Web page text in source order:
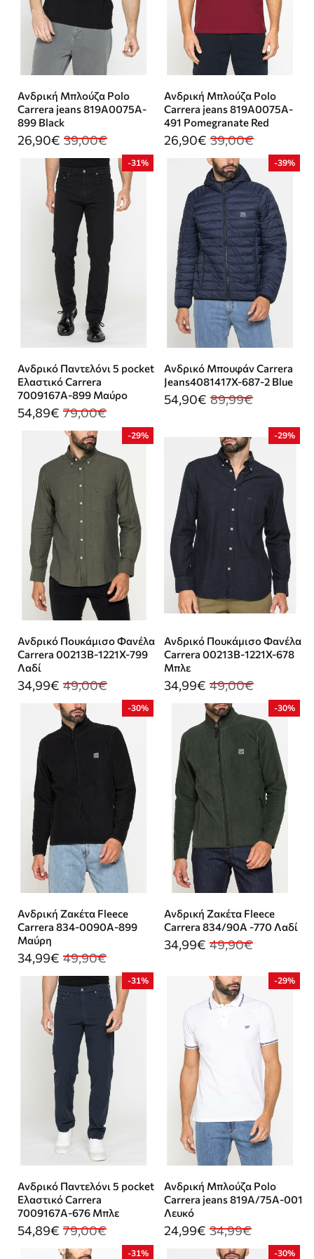
Ανδρική Μπλούζα Polo
Carrera jeans 819A0075A-
899 Black
26,90€ 39,00€
Ανδρική Μπλούζα Polo
Carrera jeans 819A0075A-
491 Pomegranate Red
26,90€ 39,00€
-31%
Ανδρικό Παντελόνι 5 pocket
Ελαστικό Carrera
7009167Α-899 Μαύρο
54,89€ 79,00€
-39%
Ανδρικό Μπουφάν Carrera
Jeans4081417X-687-2 Blue
54,90€ 89,99€
-29%
Ανδρικό Πουκάμισο Φανέλα
Carrera 00213B-1221X-799
Λαδί
34,99€ 49,00€
-29%
Ανδρικό Πουκάμισο Φανέλα
Carrera 00213B-1221X-678
Μπλε
34,99€ 49,00€
-30%
Ανδρική Ζακέτα Fleece
Carrera 834-0090A-899
Μαύρη
34,99€ 49,90€
-30%
Ανδρική Ζακέτα Fleece
Carrera 834/90A -770 Λαδί
34,99€ 49,90€
-31%
Ανδρικό Παντελόνι 5 pocket
Ελαστικό Carrera
7009167Α-676 Μπλε
54,89€ 79,00€
-29%
Ανδρική Μπλούζα Polo
Carrera jeans 819A/75A-001
Λευκό
24,99€ 34,99€
-31% -30%